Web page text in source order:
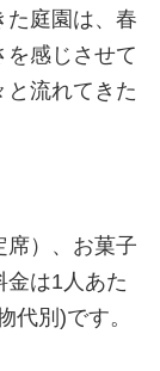
た庭園は、春
を感じさせて
と流れてきた
席）、お菓子
金は1人あた
代別)です。